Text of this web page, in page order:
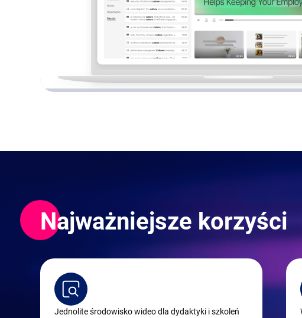
Najważniejsze korzyści
Jednolite środowisko wideo dla dydaktyki i szkoleń